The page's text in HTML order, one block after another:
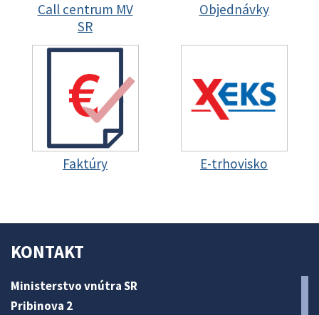
Call centrum MV
SR
Objednávky
Faktúry E-trhovisko
KONTAKT
Ministerstvo vnútra SR
Pribinova 2